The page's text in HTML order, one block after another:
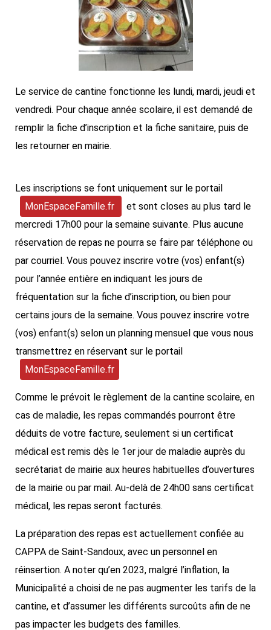
Le service de cantine fonctionne les lundi, mardi, jeudi et
vendredi. Pour chaque année scolaire, il est demandé de
remplir la fiche d’inscription et la fiche sanitaire, puis de
les retourner en mairie.
Les inscriptions se font uniquement sur le portail
MonEspaceFamille.fr
et sont closes au plus tard le
mercredi 17h00 pour la semaine suivante. Plus aucune
réservation de repas ne pourra se faire par téléphone ou
par courriel. Vous pouvez inscrire votre (vos) enfant(s)
pour l’année entière en indiquant les jours de
fréquentation sur la fiche d’inscription, ou bien pour
certains jours de la semaine. Vous pouvez inscrire votre
(vos) enfant(s) selon un planning mensuel que vous nous
transmettrez en réservant sur le portail
MonEspaceFamille.fr
Comme le prévoit le règlement de la cantine scolaire, en
cas de maladie, les repas commandés pourront être
déduits de votre facture, seulement si un certificat
médical est remis dès le 1er jour de maladie auprès du
secrétariat de mairie aux heures habituelles d’ouvertures
de la mairie ou par mail. Au-delà de 24h00 sans certificat
médical, les repas seront facturés.
La préparation des repas est actuellement confiée au
CAPPA de Saint-Sandoux, avec un personnel en
réinsertion. A noter qu’en 2023, malgré l’inflation, la
Municipalité a choisi de ne pas augmenter les tarifs de la
cantine, et d’assumer les différents surcoûts afin de ne
pas impacter les budgets des familles.